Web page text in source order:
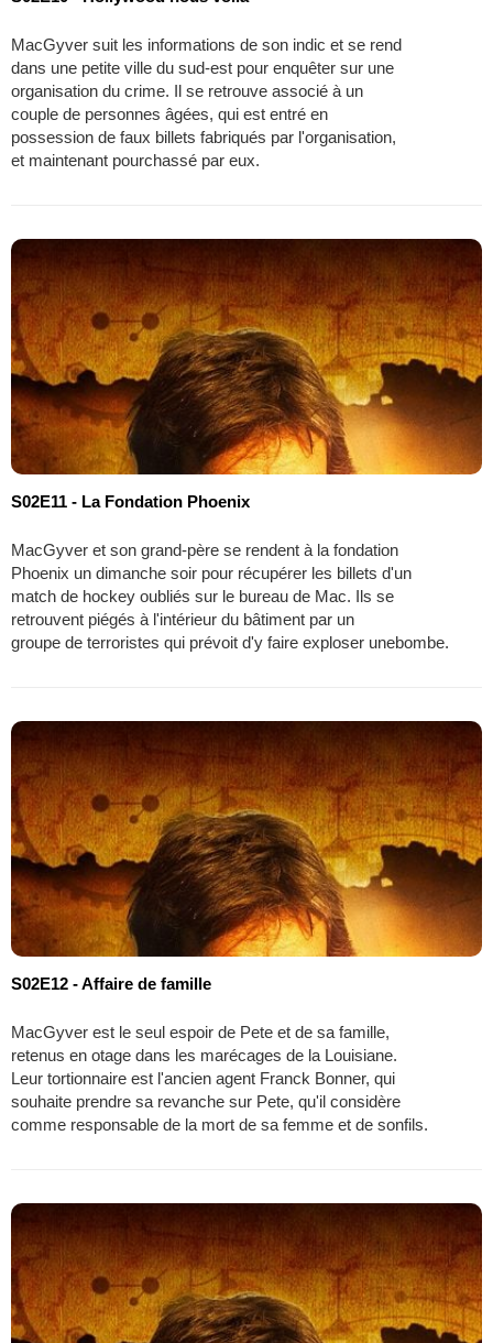
MacGyver suit les informations de son indic et se rend
dans une petite ville du sud-est pour enquêter sur une
organisation du crime. Il se retrouve associé à un
couple de personnes âgées, qui est entré en
possession de faux billets fabriqués par l'organisation,
et maintenant pourchassé par eux.
S02E11 - La Fondation Phoenix
MacGyver et son grand-père se rendent à la fondation
Phoenix un dimanche soir pour récupérer les billets d'un
match de hockey oubliés sur le bureau de Mac. Ils se
retrouvent piégés à l'intérieur du bâtiment par un
groupe de terroristes qui prévoit d'y faire exploser unebombe.
S02E12 - Affaire de famille
MacGyver est le seul espoir de Pete et de sa famille,
retenus en otage dans les marécages de la Louisiane.
Leur tortionnaire est l'ancien agent Franck Bonner, qui
souhaite prendre sa revanche sur Pete, qu'il considère
comme responsable de la mort de sa femme et de sonfils.